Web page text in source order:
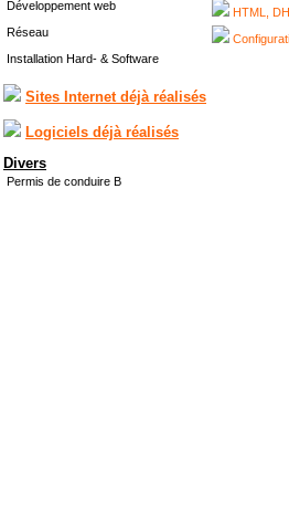
Développement web
HTML,
Réseau
Installation Hard- & Software
Sites Internet déjà réalisés
Logiciels déjà réalisés
Divers
Permis de conduire B